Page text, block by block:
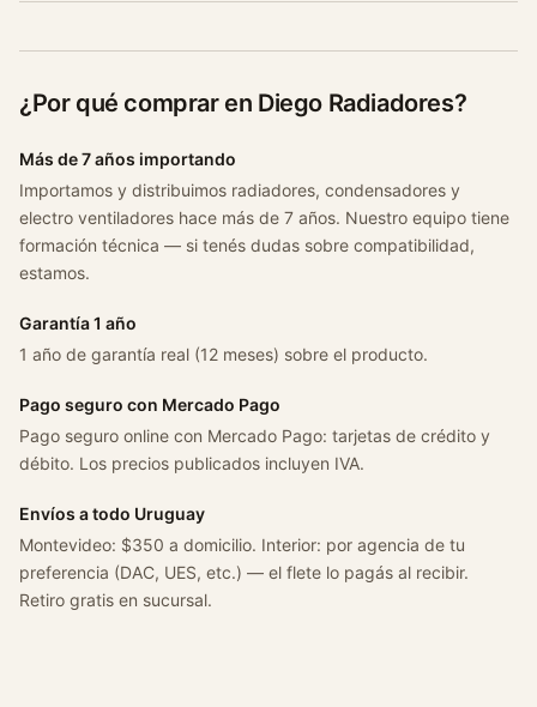
¿Por qué comprar en Diego Radiadores?
Más de 7 años importando
Importamos y distribuimos radiadores, condensadores y
electro ventiladores hace más de 7 años. Nuestro equipo tiene
formación técnica — si tenés dudas sobre compatibilidad,
estamos.
Garantía 1 año
1 año de garantía real (12 meses) sobre el producto.
Pago seguro con Mercado Pago
Pago seguro online con Mercado Pago: tarjetas de crédito y
débito. Los precios publicados incluyen IVA.
Envíos a todo Uruguay
Montevideo: $350 a domicilio. Interior: por agencia de tu
preferencia (DAC, UES, etc.) — el flete lo pagás al recibir.
Retiro gratis en sucursal.